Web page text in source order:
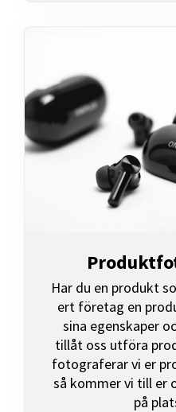
Har du en produkt
ert företag en
sina egenskaper
tillåt oss utföra
fotograferar vi er
så kommer vi till
på